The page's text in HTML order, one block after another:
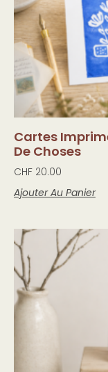
Cartes
De Choses
CHF 20.00
Ajouter Au Panier